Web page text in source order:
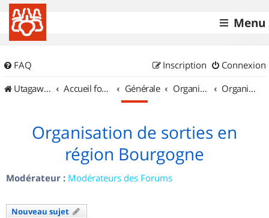
Menu
FAQ Connexion
Inscription
UtagawaVTT (Randos VTT et VTTAE avec traces GPS)
Accueil forum Générale Organisation de sorties & Recherche de partenaires Organisation de sorties en région Bourgogne
Organisation de sorties en
région Bourgogne
Modérateur : Modérateurs des Forums
Nouveau sujet